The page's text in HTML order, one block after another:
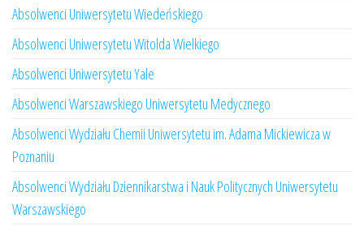
Absolwenci Uniwersytetu Wiedeńskiego
Absolwenci Uniwersytetu Witolda Wielkiego
Absolwenci Uniwersytetu Yale
Absolwenci Warszawskiego Uniwersytetu Medycznego
Absolwenci Wydziału Chemii Uniwersytetu im. Adama Mickiewicza w
Poznaniu
Absolwenci Wydziału Dziennikarstwa i Nauk Politycznych Uniwersytetu
Warszawskiego